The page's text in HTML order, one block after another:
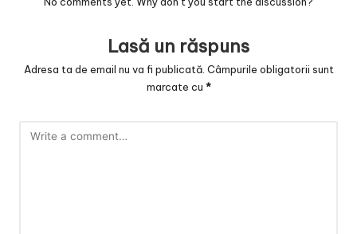
c
in
Lasă un răspuns
Adresa ta de email nu va fi publicată. Câmpurile obligatorii sunt
marcate cu *